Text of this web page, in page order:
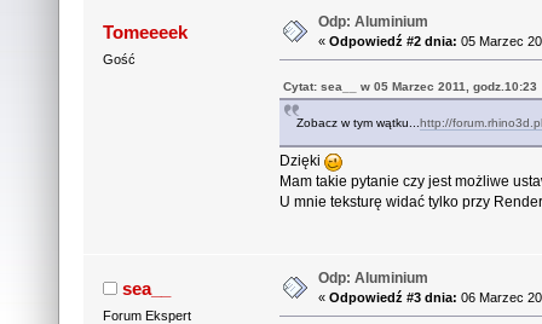
Tomeeeek
Gość
Odp: Aluminium
«Odpowiedź #2 dnia: 05 Marzec
Cytat: sea__ w 05 Marzec 2011, godz.10:23
Zobacz w tym wątku...http://
Dzięki
Mam takie pytanie czy jest możliwe
U mnie teksturę widać tylko przy
sea__
Forum Ekspert
Odp: Aluminium
«Odpowiedź #3 dnia: 06 Marzec